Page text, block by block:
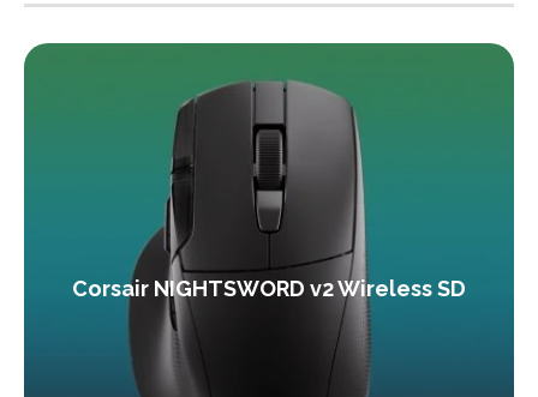
Corsair NIGHTSWORD v2 Wireless SD